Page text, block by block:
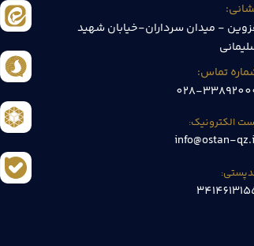
- میدان سرداران-خیابان شهید
تماس:
028-
الکترونیک:
info@ostan-